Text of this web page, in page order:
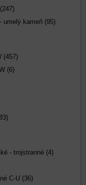
umelý kameň (95)
(457)
(6)
- trojstranné (4)
C-U (36)